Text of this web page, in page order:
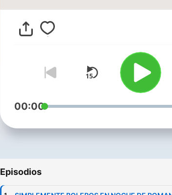
Romance
especiales
cantar
este ritmo
puede
seres más
planeta. Puedes disfrutar de
este
radio That
00:00
Episodios